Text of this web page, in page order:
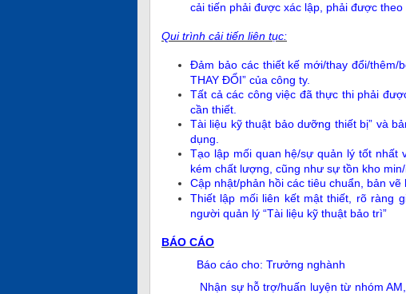
cải tiến phải được xác lập, phải được
Qui trình cải tiến liên tục:
Đảm bảo các thiết kế mới/thay đổi/thêm/
THAY ĐỔI” của công ty.
Tất cả các công việc đã thực thi phải
cần thiết.
Tài liệu kỹ thuật bảo dưỡng thiết bị” và
dụng.
Tạo lập mối quan hệ/sự quản lý tốt nhất
kém chất lượng, cũng như sự tồn kho
Cập nhật/phản hồi các tiêu chuẩn, bản vẽ
Thiết lập mối liên kết mật thiết, rõ ràng
người quản lý “Tài liệu kỹ thuật bảo trì”
BÁO CÁO
Báo cáo cho: Trưởng nghành
Nhận sự hỗ trợ/huấn luyện từ nhóm